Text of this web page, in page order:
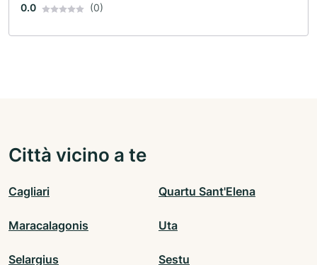
0.0 (0)
Città vicino a te
Cagliari Quartu Sant'Elena
Maracalagonis Uta
Selargius Sestu